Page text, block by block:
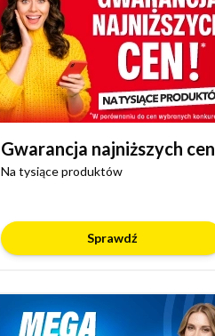
Gwarancja najniższych cen
Na tysiące produktów
Sprawdź